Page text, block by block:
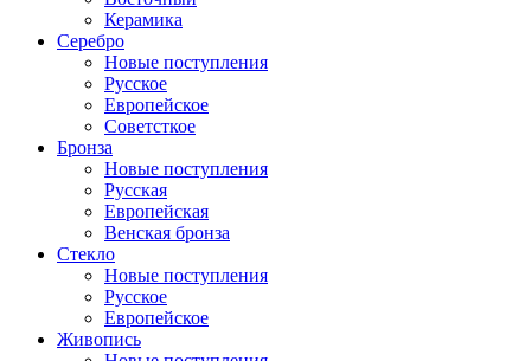
Керамика
Серебро
Новые поступления
Русское
Европейское
Советсткое
Бронза
Новые поступления
Русская
Европейская
Венская бронза
Стекло
Новые поступления
Русское
Европейское
Живопись